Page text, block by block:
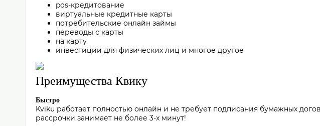
pos-кредитование
виртуальные кредитные карты
потребительские онлайн займы
переводы с карты
на карту
инвестиции для физических лиц и многое другое
Преимущества Квику
Быстро
Kviku работает полностью онлайн и не требует подписания бумажных
рассрочки занимает не более 3-х минут!